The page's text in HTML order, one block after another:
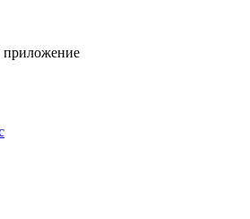
приложение